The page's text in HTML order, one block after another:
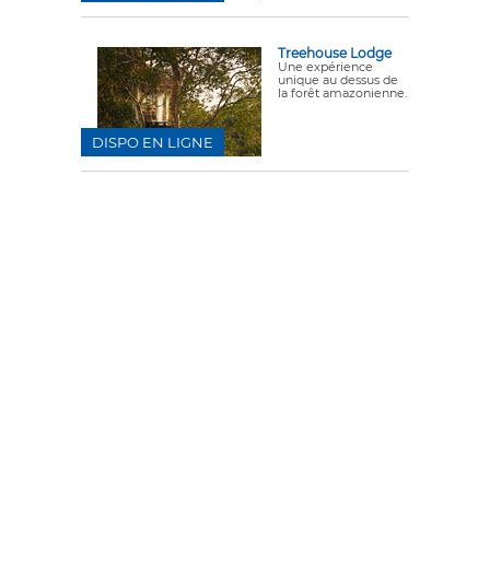
Treehouse Lodge
Une expérience
unique au dessus de
la forêt amazonienne.
DISPO EN LIGNE